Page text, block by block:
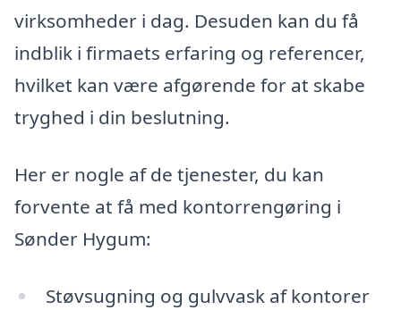
virksomheder i dag. Desuden kan du få
indblik i firmaets erfaring og referencer,
hvilket kan være afgørende for at skabe
tryghed i din beslutning.
Her er nogle af de tjenester, du kan
forvente at få med kontorrengøring i
Sønder Hygum:
Støvsugning og gulvvask af kontorer